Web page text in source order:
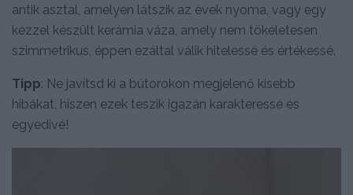
antik asztal, amelyen látszik az évek nyoma, vagy egy
kézzel készült kerámia váza, amely nem tökéletesen
szimmetrikus, éppen ezáltal válik hitelessé és értékessé.
Tipp: Ne javítsd ki a bútorokon megjelenő kisebb
hibákat, hiszen ezek teszik igazán karakteressé és
egyedivé!